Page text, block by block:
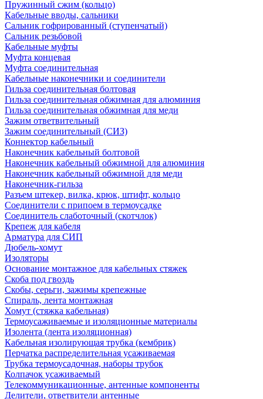
Пружинный сжим (кольцо)
Кабельные вводы, сальники
Сальник гофрированный (ступенчатый)
Сальник резьбовой
Кабельные муфты
Муфта концевая
Муфта соединительная
Кабельные наконечники и соединители
Гильза соединительная болтовая
Гильза соединительная обжимная для алюминия
Гильза соединительная обжимная для меди
Зажим ответвительный
Зажим соединительный (СИЗ)
Коннектор кабельный
Наконечник кабельный болтовой
Наконечник кабельный обжимной для алюминия
Наконечник кабельный обжимной для меди
Наконечник-гильза
Разъем штекер, вилка, крюк, штифт, кольцо
Соединители с припоем в термоусадке
Соединитель слаботочный (скотчлок)
Крепеж для кабеля
Арматура для СИП
Дюбель-хомут
Изоляторы
Основание монтажное для кабельных стяжек
Скоба под гвоздь
Скобы, серьги, зажимы крепежные
Спираль, лента монтажная
Хомут (стяжка кабельная)
Термоусаживаемые и изоляционные материалы
Изолента (лента изоляционная)
Кабельная изолирующая трубка (кембрик)
Перчатка распределительная усаживаемая
Трубка термоусадочная, наборы трубок
Колпачок усаживаемый
Телекоммуникационные, антенные компоненты
Делители, ответвители антенные